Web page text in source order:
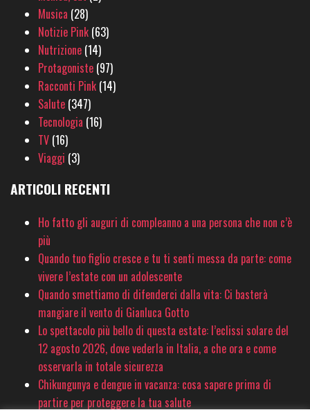
Musica (28)
Notizie Pink (63)
Nutrizione (14)
Protagoniste (97)
Racconti Pink (14)
Salute (347)
Tecnologia (16)
TV (16)
Viaggi (3)
ARTICOLI RECENTI
Ho fatto gli auguri di compleanno a una persona che non c’è
più
Quando tuo figlio cresce e tu ti senti messa da parte: come
vivere l’estate con un adolescente
Quando smettiamo di difenderci dalla vita: Ci basterà
mangiare il vento di Gianluca Gotto
Lo spettacolo più bello di questa estate: l’eclissi solare del
12 agosto 2026, dove vederla in Italia, a che ora e come
osservarla in totale sicurezza
Chikungunya e dengue in vacanza: cosa sapere prima di
partire per proteggere la tua salute